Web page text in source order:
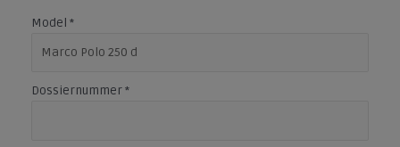
Model *
Dossiernummer*